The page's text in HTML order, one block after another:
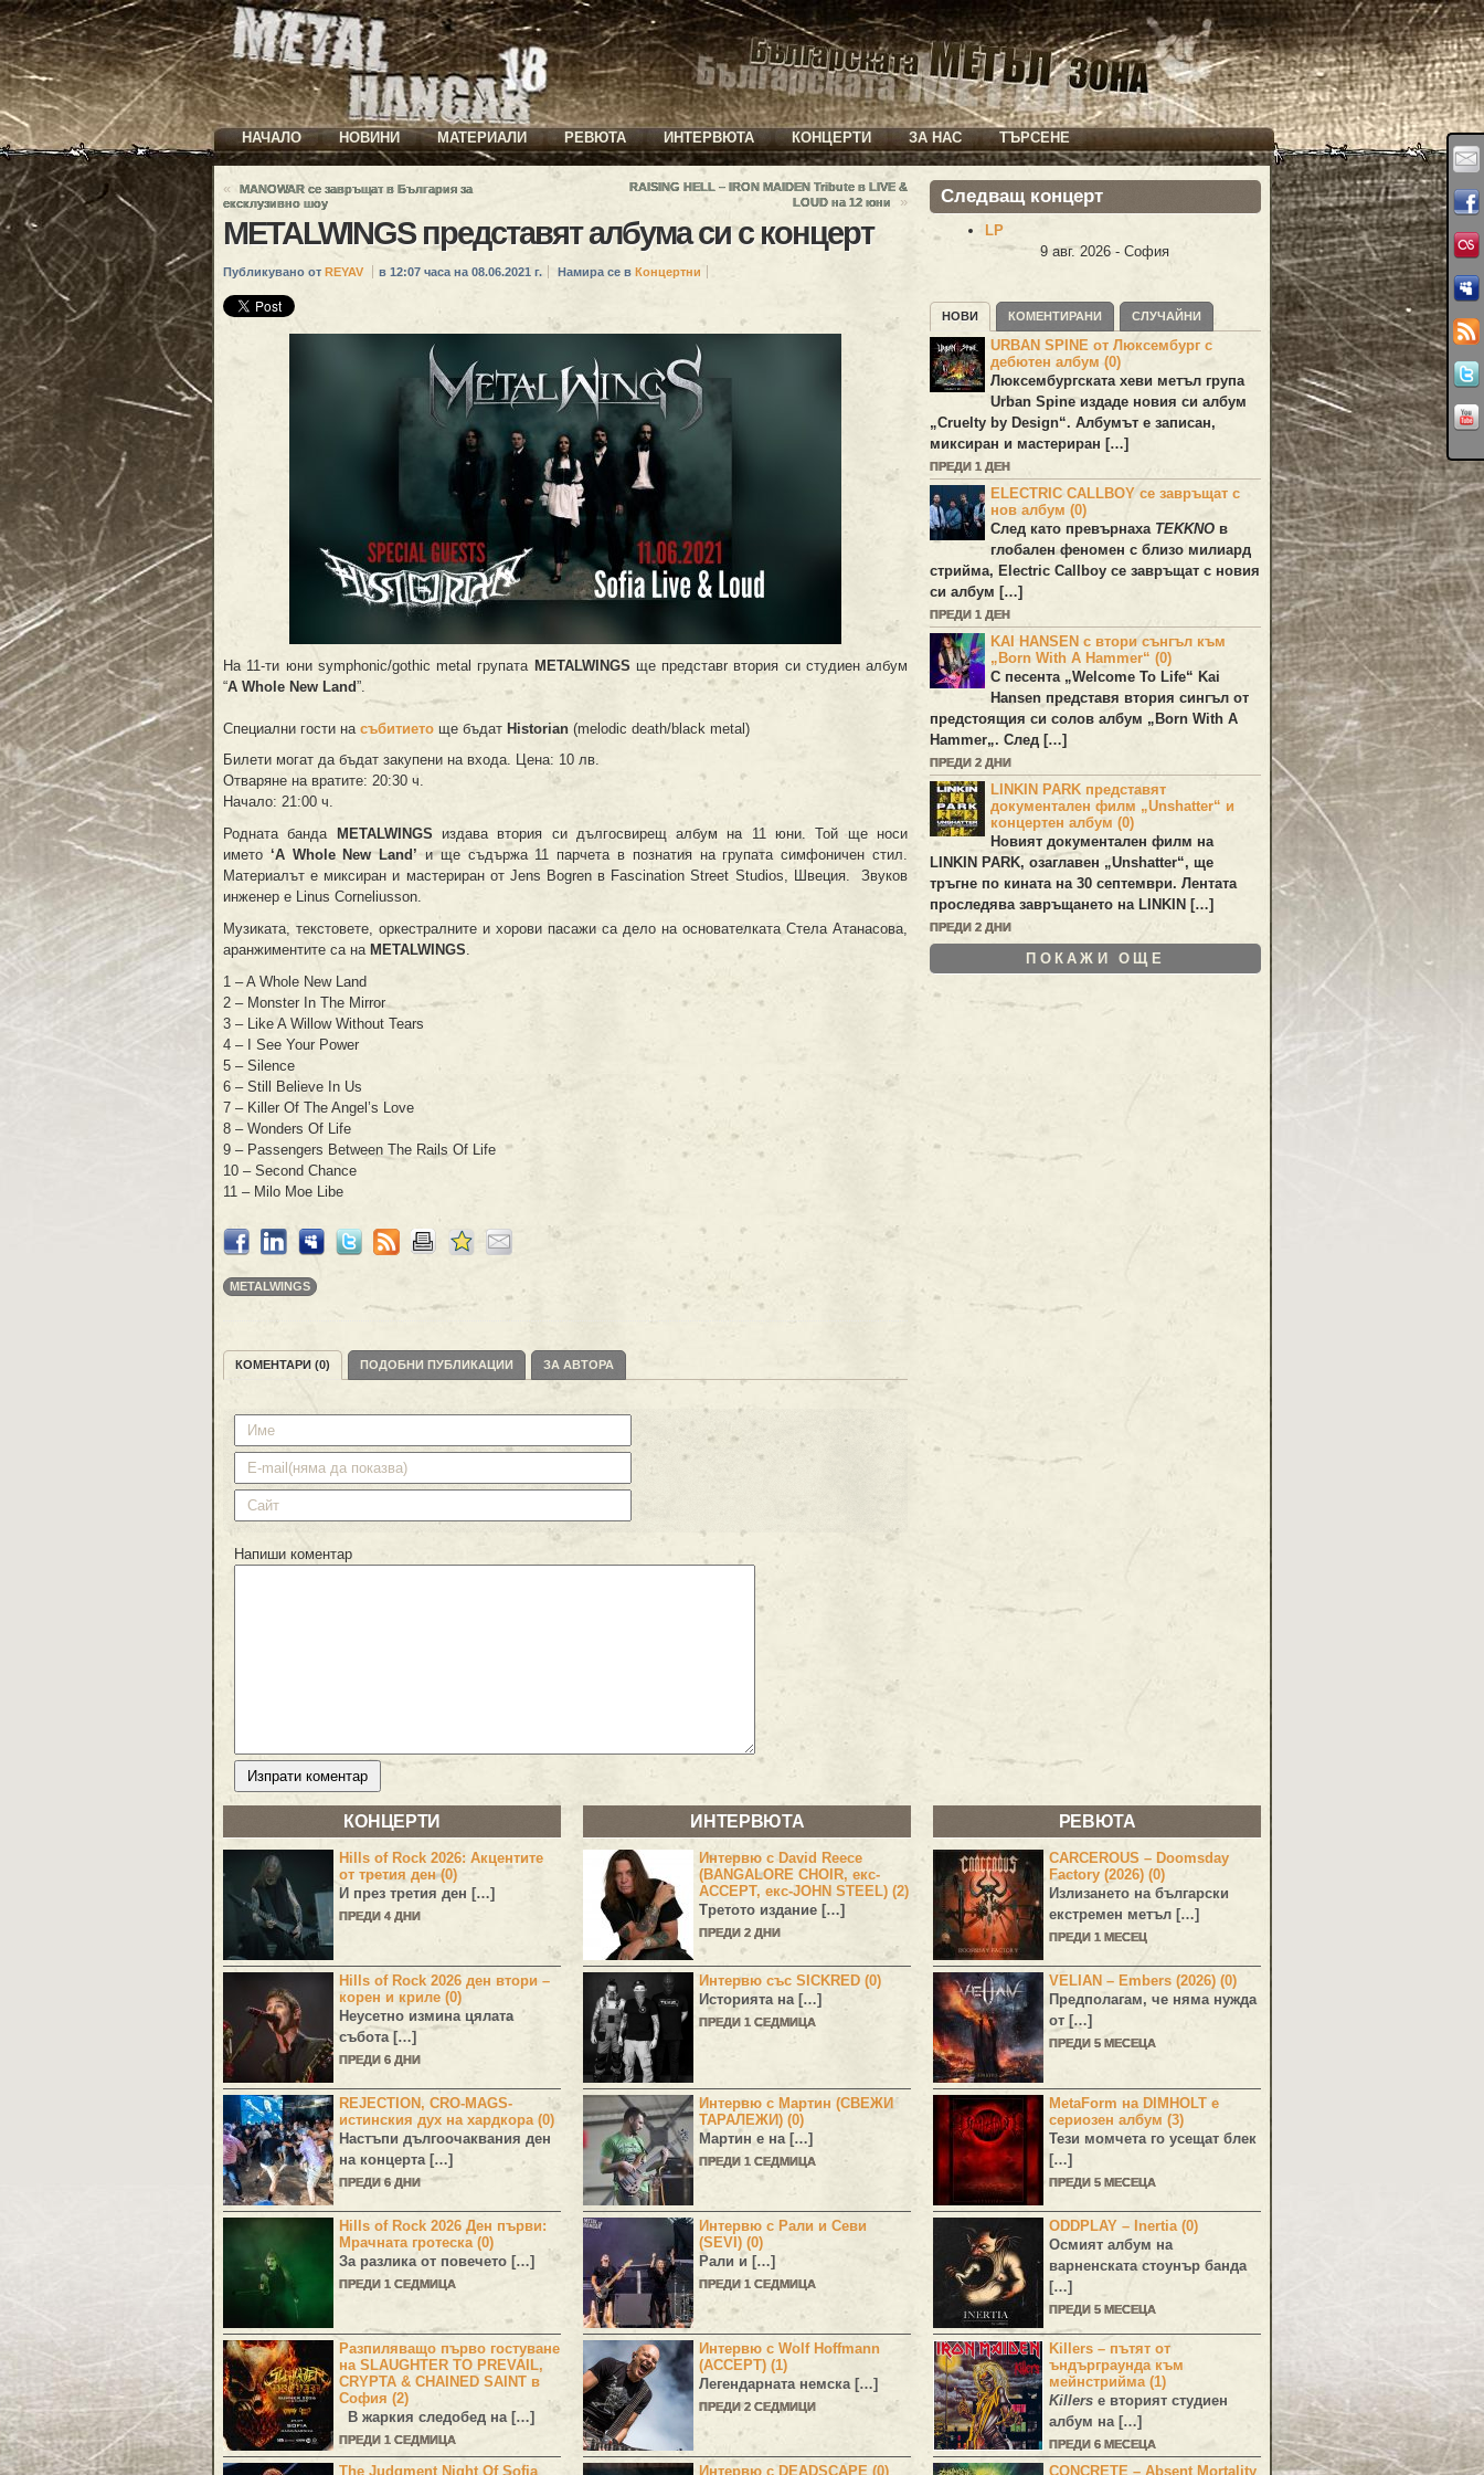
НАЧАЛО НОВИНИ МАТЕРИАЛИ РЕВЮТА ИНТЕРВЮТА КОНЦЕРТИ ЗА НАС ТЪРСЕНЕ
«
MANOWAR се зaвръщат в България за
ексклузивно шоу
RAISING HELL – IRON MAIDEN Tribute в LIVE &
LOUD на 12 юни
»
METALWINGS представят албума си с концерт
Публикувано от REYAV в 12:07 часа на 08.06.2021 г. Намира се в Концертни
На 11-ти юни symphonic/gothic metal групата METALWINGS ще представr втория си студиен албум
“A Whole New Land”.
Специални гости на събитието ще бъдат Historian (melodic death/black metal)
Билети могат да бъдат закупени на входа. Цена: 10 лв.
Отваряне на вратите: 20:30 ч.
Начало: 21:00 ч.
Родната банда
METALWINGS издава втория си дългосвирещ албум на 11 юни. Той ще носи
името ‘A Whole New Land’ и ще съдържа 11 парчета в познатия на групата симфоничен стил.
Материалът е миксиран и мастериран от Jens Bogren в Fascination Street Studios, Швеция. Звуков
инженер е Linus Corneliusson.
Музиката, текстовете, оркестралните и хорови пасажи са дело на основателката Стела Атанасова,
аранжиментите са на METALWINGS
1 – A Whole New Land
2 – Monster In The Mirror
3 – Like A Willow Without Tears
4 – I See Your Power
5 – Silence
6 – Still Believe In Us
7 – Killer Of The Angel’s Love
8 – Wonders Of Life
9 – Passengers Between The Rails Of Life
10 – Second Chance
11 – Milo Moe Libe
METALWINGS
КОМЕНТАРИ (0) ПОДОБНИ ПУБЛИКАЦИИ ЗА АВТОРА
Напиши коментар
Следващ концерт
LP
9 авг. 2026 - София
НОВИ КОМЕНТИРАНИ СЛУЧАЙНИ
URBAN SPINE от Люксембург с
дебютен албум (0)
Люксембургската хеви метъл група
Urban Spineиздаде новия си албум
„Cruelty by Design“. Албумът е записан,
миксиран и мастериран […]
ПРЕДИ 1 ДЕН
ELECTRIC CALLBOY се завръщат с
нов албум (0)
След като превърнаха TEKKNO в
глобален феномен с близо милиард
стрийма, Electric Callboy се завръщат с новия
си албум […]
ПРЕДИ 1 ДЕН
KAI HANSEN с втори сънгъл към
„Born With A Hammer“ (0)
С песента „Welcome To Life“ Kai
Hansen представя втория сингъл от
предстоящия си солов албум „ Born With A
Hammer„. След […]
ПРЕДИ 2 ДНИ
LINKIN PARK представят
документален филм „Unshatter“ и
концертен албум (0)
Новият документален филм на
LINKIN PARK, озаглавен „Unshatter“, ще
тръгне по кината на 30 септември. Лентата
проследява завръщането наLINKIN […]
ПРЕДИ 2 ДНИ
ПОКАЖИ ОЩЕ
КОНЦЕРТИ
Hills of Rock 2026: Акцентите
от третия ден (0)
И през третия ден […]
ПРЕДИ 4 ДНИ
Hills of Rock 2026 ден втори –
корен и криле (0)
Неусетно измина цялата
събота […]
ПРЕДИ 6 ДНИ
REJECTION, CRO-MAGS-
истинския дух на хардкора (0)
Настъпи дългоочаквания ден
на концерта […]
ПРЕДИ 6 ДНИ
Hills of Rock 2026 Ден първи:
Мрачната гротеска (0)
За разлика от повечето […]
ПРЕДИ 1 СЕДМИЦА
Разпиляващо първо гостуване
на SLAUGHTER TO PREVAIL,
CRYPTA & CHAINED SAINT в
София (2)
В жаркия следобед на […]
ПРЕДИ 1 СЕДМИЦА
The Judgment Night Of Sofia
ИНТЕРВЮТА
Интервю с David Reece
(BANGALORE CHOIR, екс-
ACCEPT, екс-JOHN STEEL) (2)
Третото издание […]
ПРЕДИ 2 ДНИ
Интервю със SICKRED (0)
Историята на […]
ПРЕДИ 1 СЕДМИЦА
Интервю с Мартин (СВЕЖИ
ТАРАЛЕЖИ) (0)
Мартин е на […]
ПРЕДИ 1 СЕДМИЦА
Интервю с Рали и Севи
(SEVI) (0)
Рали и […]
ПРЕДИ 1 СЕДМИЦА
Интервю с Wolf Hoffmann
(ACCEPT) (1)
Легендарната немска […]
ПРЕДИ 2 СЕДМИЦИ
Интервю с DEADSCAPE (0)
РЕВЮТА
CARCEROUS – Doomsday
Factory (2026) (0)
Излизането на български
екстремен метъл […]
ПРЕДИ 1 МЕСЕЦ
VELIAN – Embers (2026) (0)
Предполагам, че няма нужда
от […]
ПРЕДИ 5 МЕСЕЦА
MetaForm на DIMHOLT е
сериозен албум (3)
Тези момчета го усещат блек
[…]
ПРЕДИ 5 МЕСЕЦА
ODDPLAY – Inertia (0)
Осмият албум на
варненската стоунър банда
[…]
ПРЕДИ 5 МЕСЕЦА
Killers – пътят от
ъндърграунда към
мейнстрийма (1)
Killers е вторият студиен
албум на […]
ПРЕДИ 6 МЕСЕЦА
CONCRETE – Absent Mortality